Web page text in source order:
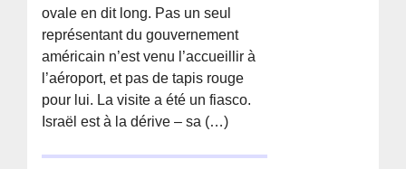
ovale en dit long. Pas un seul
représentant du gouvernement
américain n’est venu l’accueillir à
l’aéroport, et pas de tapis rouge
pour lui. La visite a été un fiasco.
Israël est à la dérive – sa (…)